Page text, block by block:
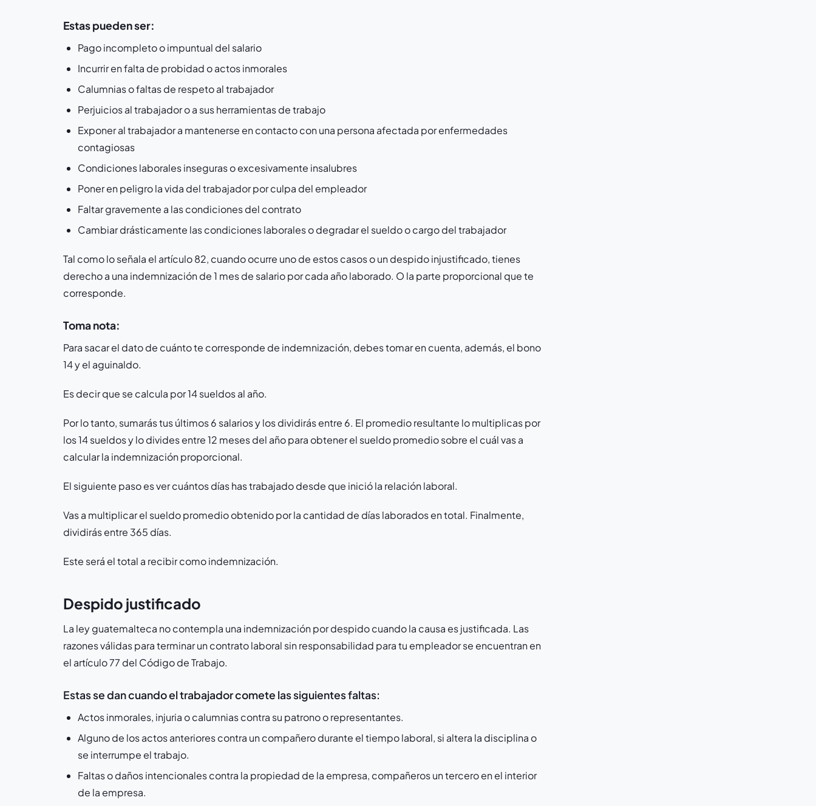
Estas pueden ser:
Pago incompleto o impuntual del salario
Incurrir en falta de probidad o actos inmorales
Calumnias o faltas de respeto al trabajador
Perjuicios al trabajador o a sus herramientas de trabajo
Exponer al trabajador a mantenerse en contacto con una persona afectada por enfermedades
contagiosas
Condiciones laborales inseguras o excesivamente insalubres
Poner en peligro la vida del trabajador por culpa del empleador
Faltar gravemente a las condiciones del contrato
Cambiar drásticamente las condiciones laborales o degradar el sueldo o cargo del trabajador
Tal como lo señala el artículo 82, cuando ocurre uno de estos casos o un despido injustificado, tienes
derecho a una indemnización de 1 mes de salario por cada año laborado. O la parte proporcional que te
corresponde.
Toma nota:
Para sacar el dato de cuánto te corresponde de indemnización, debes tomar en cuenta, además, el bono
14 y el aguinaldo.
Es decir que se calcula por 14 sueldos al año.
Por lo tanto, sumarás tus últimos 6 salarios y los dividirás entre 6. El promedio resultante lo multiplicas por
los 14 sueldos y lo divides entre 12 meses del año para obtener el sueldo promedio sobre el cuál vas a
calcular la indemnización proporcional.
El siguiente paso es ver cuántos días has trabajado desde que inició la relación laboral.
Vas a multiplicar el sueldo promedio obtenido por la cantidad de días laborados en total. Finalmente,
dividirás entre 365 días.
Este será el total a recibir como indemnización.
Despido justificado
La ley guatemalteca no contempla una indemnización por despido cuando la causa es justificada. Las
razones válidas para terminar un contrato laboral sin responsabilidad para tu empleador se encuentran en
el artículo 77 del Código de Trabajo.
Estas se dan cuando el trabajador comete las siguientes faltas:
Actos inmorales, injuria o calumnias contra su patrono o representantes.
Alguno de los actos anteriores contra un compañero durante el tiempo laboral, si altera la disciplina o
se interrumpe el trabajo.
Faltas o daños intencionales contra la propiedad de la empresa, compañeros un tercero en el interior
de la empresa.